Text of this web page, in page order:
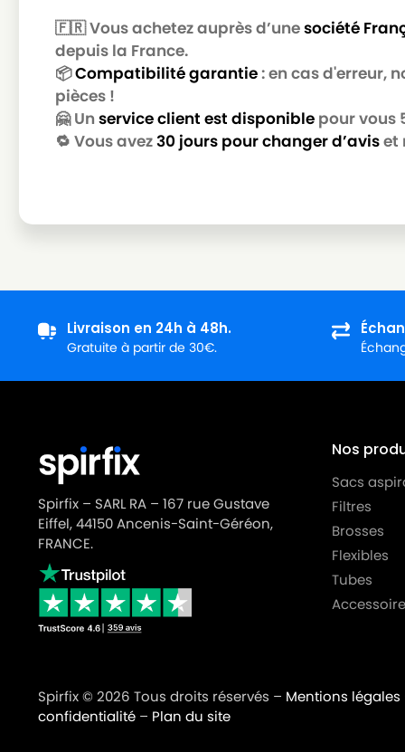
AQUAVAC
AQUAVAC
AQUAVAC BOXER 30
AQUAVAC
AQUAVAC C-5 C/EC
AQUAVAC
AQUAVAC CGNT 45120303
AQUAVAC
AQUAVAC EXXTRA 211
AQUAVAC
AQUAVAC HERKULES 3000
AQUAVAC
AQUAVAC HERKULES 4000
AQUAVAC
AQUAVAC
AQUAVAC MAX 25
AQUAVAC
AQUAVAC MAX 25ESC
AQUAVAC MULTIPRO 950
AQUAVAC
AQUAVAC MULTIPRO TRIONIC
AQUAVAC
AQUAVAC
AQUAVAC PLUS 4000
🇫🇷 Vous achetez auprès d’unesociété
depuis la France.
📦Compatibilité garantie: en cas d'erreur,
pièces !
🤗 Un service client est disponible pour vous
🔁 Vous avez30 jours pour changer d’aviset
Livraison en 24h à 48h.
Gratuite à partir de 30€.
Spirfix – SARL RA – 167 rue Gustave
Eiffel, 44150 Ancenis-Saint-Géréon,
FRANCE.
Nos
Sacs
Filtres
Brosses
Flexibles
Tubes
Spirfix © 2026 Tous droits réservés – Mentions légales
confidentialité– Plan du site